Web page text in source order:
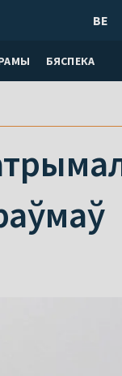
БЯСПЕКА
BE